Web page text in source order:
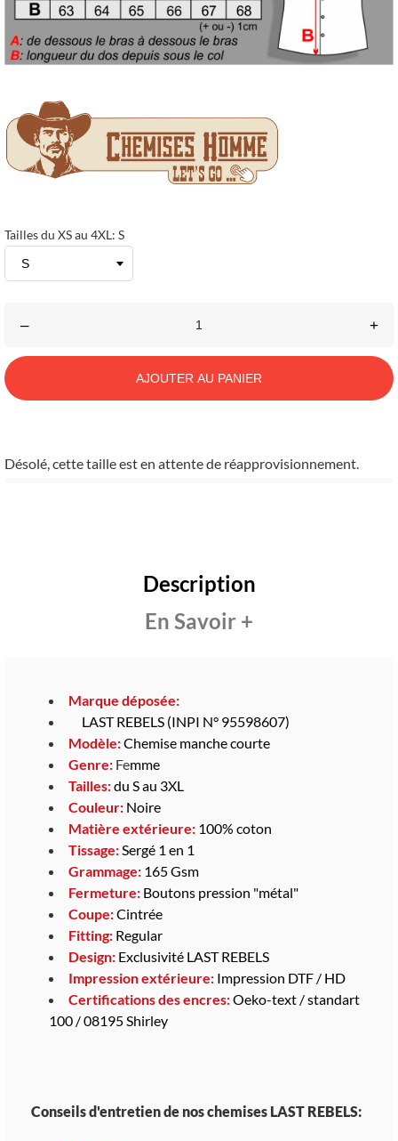
Tailles du XS au 4XL: S
– +
AJOUTER AU PANIER
Désolé, cette taille est en attente de réapprovisionnement.
Description
En Savoir +
Marque déposée:
LAST REBELS (INPI N° 95598607)
Modèle:Chemise manche courte
Genre: Femme
Tailles:du S au 3XL
Couleur: Noire
Matière extérieure: 100% coton
Tissage:Sergé 1 en 1
Grammage: 165 Gsm
Fermeture: Boutons pression "métal"
Coupe:Cintrée
Fitting: Regular
Design: Exclusivité LAST REBELS
Impression extérieure: Impression DTF / HD
Certifications des encres:Oeko-text / standart
100 / 08195 Shirley
Conseils d'entretien de nos chemises LAST REBELS: